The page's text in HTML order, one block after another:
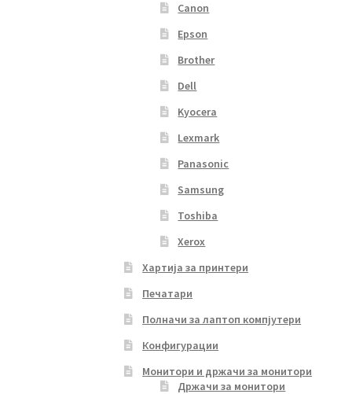
Canon
Epson
Brother
Dell
Kyocera
Lexmark
Panasonic
Samsung
Toshiba
Xerox
Хартија за принтери
Печатари
Полначи за лаптоп компјутери
Конфигурации
Монитори и држачи за монитори
Држачи за монитори